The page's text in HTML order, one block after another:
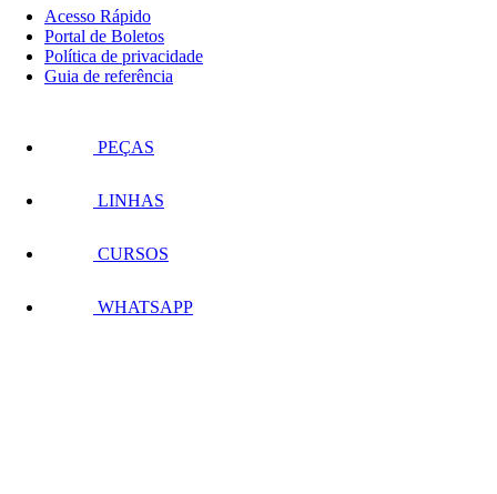
Acesso Rápido
Portal de Boletos
Política de privacidade
Guia de referência
PEÇAS
LINHAS
CURSOS
WHATSAPP